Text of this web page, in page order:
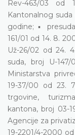
Rev-463/03 od
Kantonalnog
godine; ▪
161/01 od 14. 8.
Už-26/02 od 24.
suda, broj U-
Ministarstva
19-37/00 od 23.
trgovine,
kantona, broj 03-
Agencije za
19-2201/4-2000